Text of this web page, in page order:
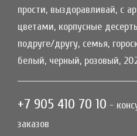
прости, выздоравливай, с
цветами, корпусные
подруге/другу, семья,
белый, черный, розовый,
+7 905 410 70 10 -
заказов